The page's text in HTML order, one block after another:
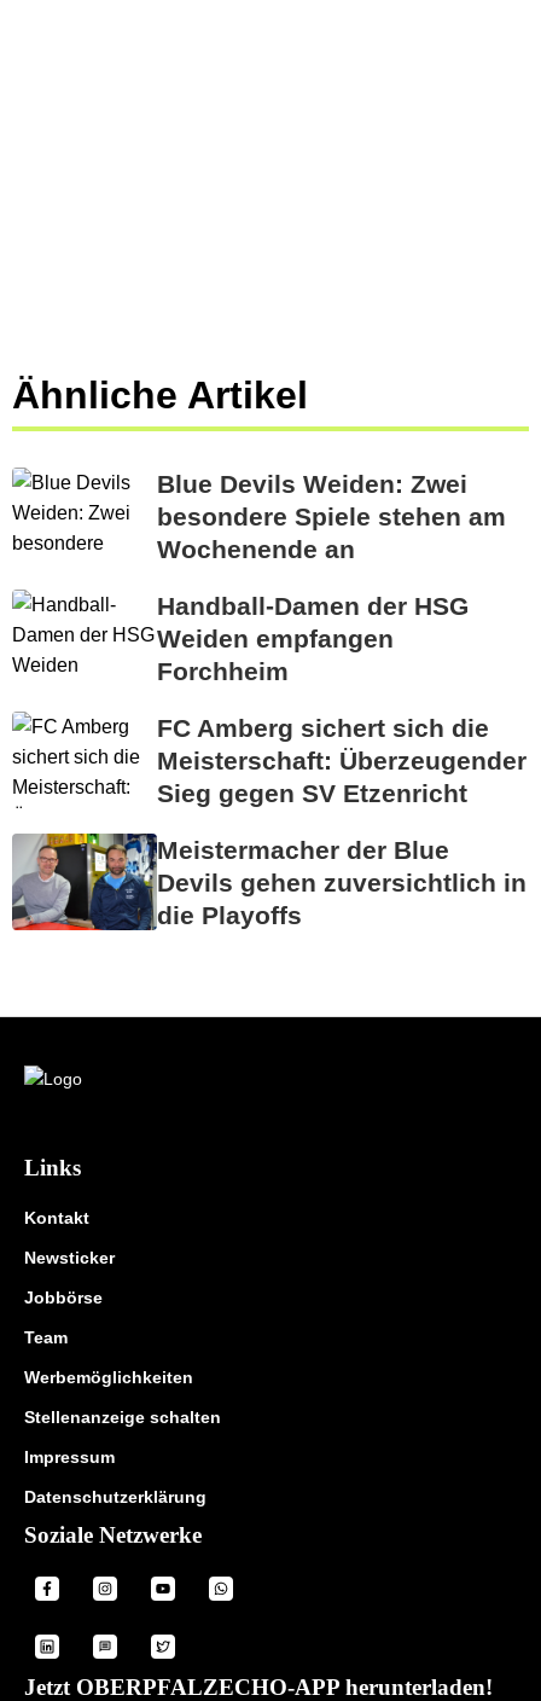
Ähnliche Artikel
Blue Devils Weiden: Zwei
besondere Spiele stehen am
Wochenende an
Handball-Damen der HSG
Weiden empfangen
Forchheim
FC Amberg sichert sich die
Meisterschaft: Überzeugender
Sieg gegen SV Etzenricht
Meistermacher der Blue
Devils gehen zuversichtlich in
die Playoffs
Links
Kontakt
Newsticker
Jobbörse
Team
Werbemöglichkeiten
Stellenanzeige schalten
Impressum
Datenschutzerklärung
Soziale Netzwerke
Jetzt OBERPFALZECHO-APP herunterladen!